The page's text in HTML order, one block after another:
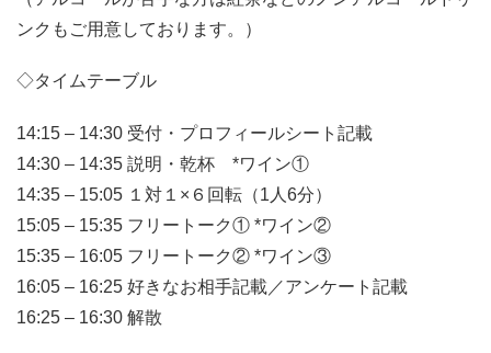
ンクもご用意しております。）
◇タイムテーブル
14:15 – 14:30 受付・プロフィールシート記載
14:30 – 14:35 説明・乾杯 *ワイン①
14:35 – 15:05 １対１×６回転（1人6分）
15:05 – 15:35 フリートーク① *ワイン②
15:35 – 16:05 フリートーク② *ワイン③
16:05 – 16:25 好きなお相手記載／アンケート記載
16:25 – 16:30 解散